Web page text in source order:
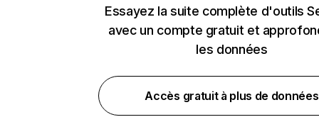
Essayez la suite complète d'outils
avec un compte gratuit et
les données
Accès gratuit à plus de données